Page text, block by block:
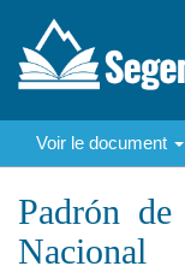
Voir le document
Padrón